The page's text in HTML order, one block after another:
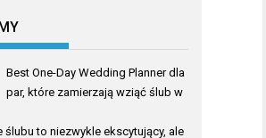
Best One-Day Wedding Planner dla
par, które zamierzają wziąć ślub w
ślubu to niezwykle ekscytujący, ale